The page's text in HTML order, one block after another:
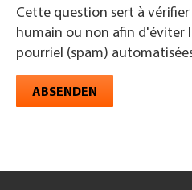
Cette question sert à
humain ou non afin d'éviter
pourriel (spam)
ABSENDEN